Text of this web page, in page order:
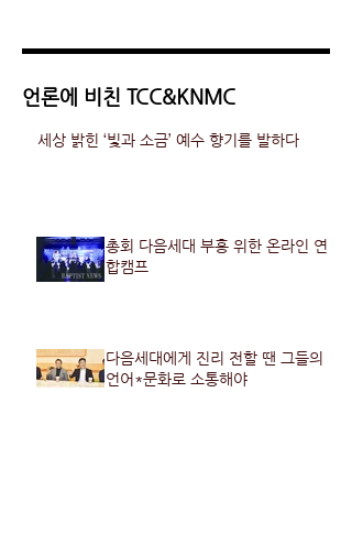
언론에 비친 TCC&KNMC
세상 밝힌 ‘빛과 소금’ 예수 향기를 발하다
총회 다음세대 부흥 위한 온라인 연
합캠프
다음세대에게 진리 전할 땐 그들의
언어*문화로 소통해야